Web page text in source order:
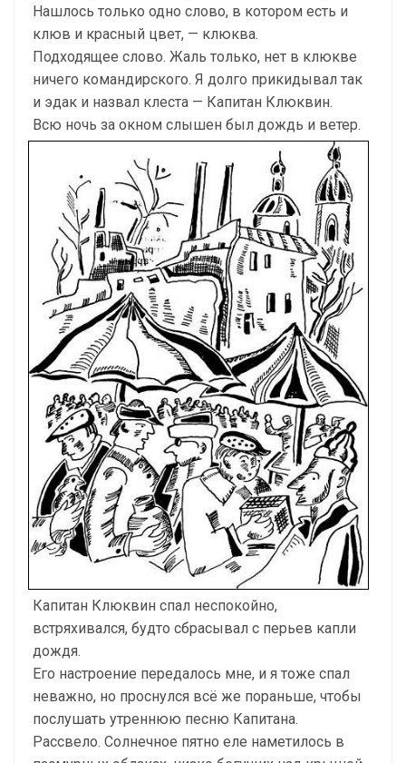
Нашлось только одно слово, в котором есть и
клюв и красный цвет, — клюква.
Подходящее слово. Жаль только, нет в клюкве
ничего командирского. Я долго прикидывал так
и эдак и назвал клеста — Капитан Клюквин.
Всю ночь за окном слышен был дождь и ветер.
Капитан Клюквин спал неспокойно,
встряхивался, будто сбрасывал с перьев капли
дождя.
Его настроение передалось мне, и я тоже спал
неважно, но проснулся всё же пораньше, чтобы
послушать утреннюю песню Капитана.
Рассвело. Солнечное пятно еле наметилось в